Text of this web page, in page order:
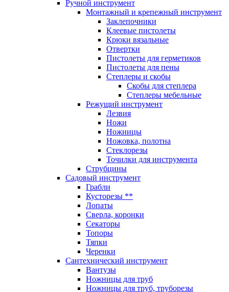
Ручной инструмент
Монтажный и крепежный инструмент
Заклепочники
Клеевые пистолеты
Крюки вязальные
Отвертки
Пистолеты для герметиков
Пистолеты для пены
Степлеры и скобы
Скобы для степлера
Степлеры мебельные
Режущий инструмент
Лезвия
Ножи
Ножницы
Ножовка, полотна
Стеклорезы
Точилки для инструмента
Струбцины
Садовый инструмент
Грабли
Кусторезы **
Лопаты
Сверла, коронки
Секаторы
Топоры
Тяпки
Черенки
Сантехнический инструмент
Вантузы
Ножницы для труб
Ножницы для труб, труборезы